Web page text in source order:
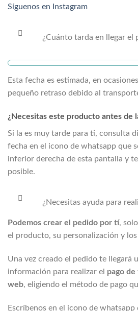
Síguenos en Instagram
¿Cuánto tarda en llegar el
Esta fecha es estimada, en
pequeño retraso debido al
¿Necesitas este producto antes de
Si la es muy tarde para ti, consulta
fecha en el icono de whatsapp que
inferior derecha de esta pantalla y
posible.
¿Necesitas ayuda para
Podemos crear el pedido por tí,
el producto, su personalización y
Una vez creado el pedido te llegará
información para realizar el pago de
web, eligiendo el método de pago
Escríbenos en el icono de whatsapp